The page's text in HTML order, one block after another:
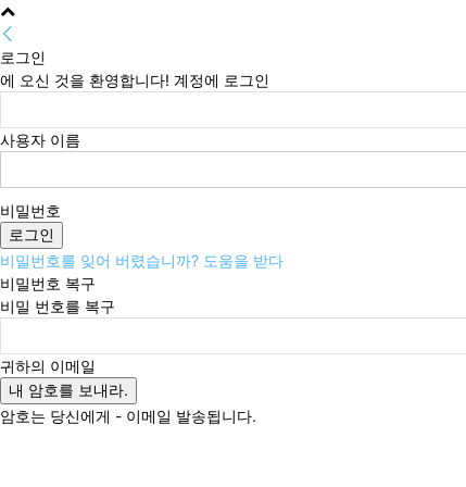
로그인
에 오신 것을 환영합니다! 계정에 로그인
사용자 이름
비밀번호
비밀번호를 잊어 버렸습니까? 도움을 받다
비밀번호 복구
비밀 번호를 복구
귀하의 이메일
암호는 당신에게 - 이메일 발송됩니다.